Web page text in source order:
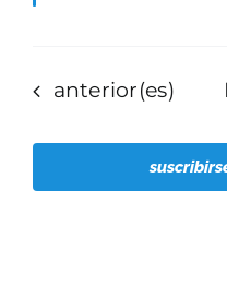
Eventos
anterior(es)